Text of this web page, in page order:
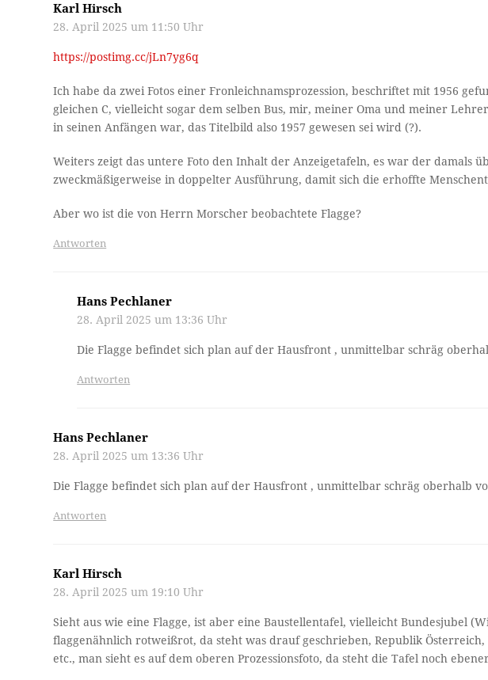
Karl Hirsch
28. April 2025 um 11:50 Uhr
https://postimg.cc/jLn7yg6q
Ich habe da zwei Fotos einer Fronleichnamsprozession, beschriftet mit 1956
gleichen C, vielleicht sogar dem selben Bus, mir, meiner Oma und meiner
in seinen Anfängen war, das Titelbild also 1957 gewesen sei wird (?).
Weiters zeigt das untere Foto den Inhalt der Anzeigetafeln, es war der damals
zweckmäßigerweise in doppelter Ausführung, damit sich die erhoffte
Aber wo ist die von Herrn Morscher beobachtete Flagge?
Antworten
Hans Pechlaner
28. April 2025 um 13:36 Uhr
Die Flagge befindet sich plan auf der Hausfront , unmittelbar schräg
Antworten
Hans Pechlaner
28. April 2025 um 13:36 Uhr
Die Flagge befindet sich plan auf der Hausfront , unmittelbar schräg oberhalb
Antworten
Karl Hirsch
28. April 2025 um 19:10 Uhr
Sieht aus wie eine Flagge, ist aber eine Baustellentafel, vielleicht Bundesjubel
flaggenähnlich rotweißrot, da steht was drauf geschrieben, Republik
etc., man sieht es auf dem oberen Prozessionsfoto, da steht die Tafel noch